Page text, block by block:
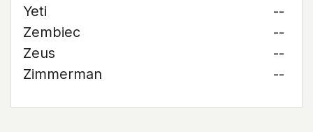
Yeti
--
Zembiec
--
Zeus
--
Zimmerman
--